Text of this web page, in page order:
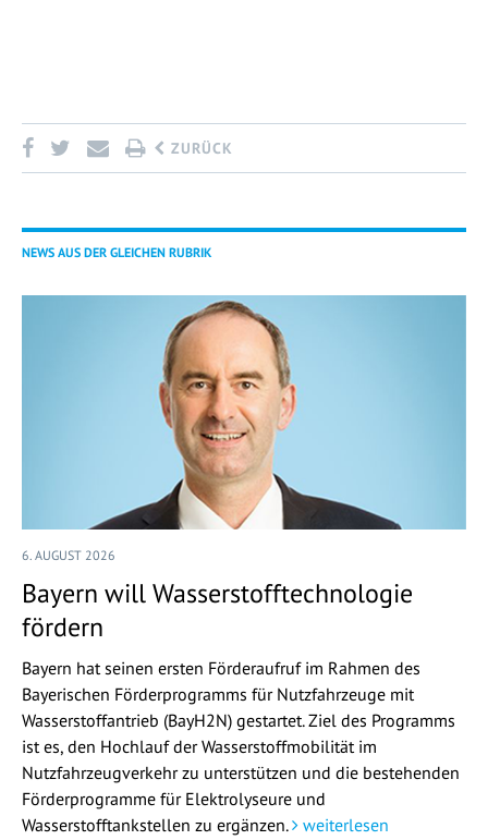
ZURÜCK
NEWS AUS DER GLEICHEN RUBRIK
6. AUGUST 2026
Bayern will Wasserstofftechnologie
fördern
Bayern hat seinen ersten Förderaufruf im Rahmen des
Bayerischen Förderprogramms für Nutzfahrzeuge mit
Wasserstoffantrieb (BayH2N) gestartet. Ziel des Programms
ist es, den Hochlauf der Wasserstoffmobilität im
Nutzfahrzeugverkehr zu unterstützen und die bestehenden
Förderprogramme für Elektrolyseure und
Wasserstofftankstellen zu ergänzen.
weiterlesen